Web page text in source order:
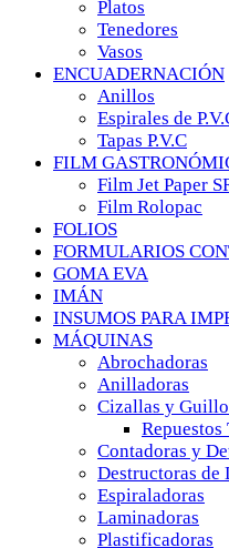
Platos
Tenedores
Vasos
ENCUADERNACIÓN
Anillos
Espirales de
Tapas P.V.C
FILM
Film Jet Paper
Film Rolopac
FOLIOS
FORMULARIOS
GOMA EVA
IMÁN
INSUMOS PARA
MÁQUINAS
Abrochadoras
Anilladoras
Cizallas y
Repuestos
Contadoras y
Destructoras de
Espiraladoras
Laminadoras
Plastificadoras